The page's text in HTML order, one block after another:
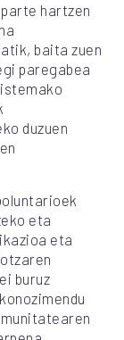
hartzen
baita zuen
paregabea
duzuen
eta
eta
buruz